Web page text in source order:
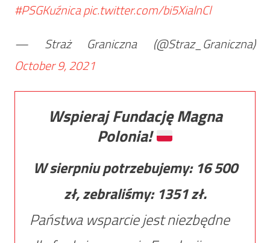
#PSGKuźnicapic.twitter.com/bi5XialnCl
— Straż Graniczna (@Straz_Graniczna)
October 9, 2021
Wspieraj Fundację Magna
Polonia!
W sierpniu potrzebujemy: 16 500
zł, zebraliśmy: 1351zł.
Państwa wsparcie jest niezbędne